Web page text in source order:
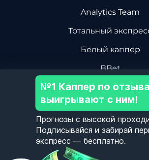
Analytics Team
Тотальный
Белый каппер
BBet
Василий
Дмитрий Ревизор
Центр Хоккейной
Олег Соловьев
№1 Каппер по
выигрывают с ним!
Прогнозы с высокой
Подписывайся и забирай
экспресс — бесплатно.